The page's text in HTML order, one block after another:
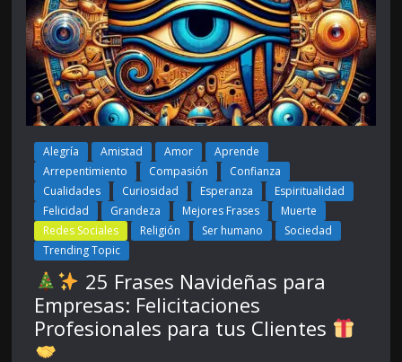
Alegría Amistad Amor
Aprende
Arrepentimiento
Compasión
Confianza
Cualidades
Curiosidad Esperanza
Espiritualidad
Felicidad
Grandeza Mejores Frases
Muerte
Redes Sociales
Religión Ser humano
Sociedad
Trending Topic
25 Frases Navideñas para
Empresas: Felicitaciones
Profesionales para tus Clientes